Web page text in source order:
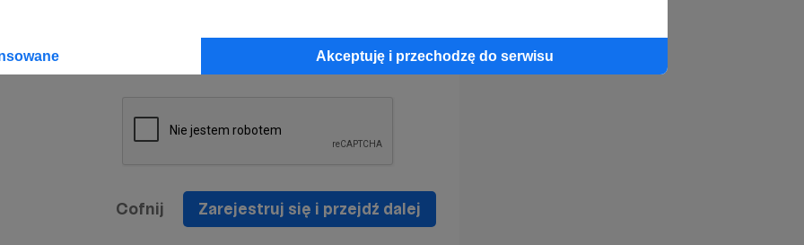
Akceptuję i przechodzę do serwisu
na
informacji handlowych - newslettera. Opcja ta może zostać
Cofnij Zarejestruj się i przejdź dalej